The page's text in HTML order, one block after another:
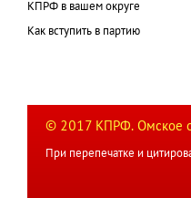
КПРФ в вашем округе
Как вступить в партию
© 2017 КПРФ. Омское
При перепечатке и